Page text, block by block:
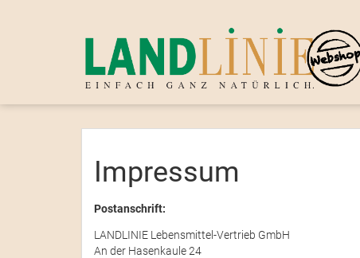
Impressum
Postanschrift:
LANDLINIE Lebensmittel-Vertrieb GmbH
An der Hasenkaule 24